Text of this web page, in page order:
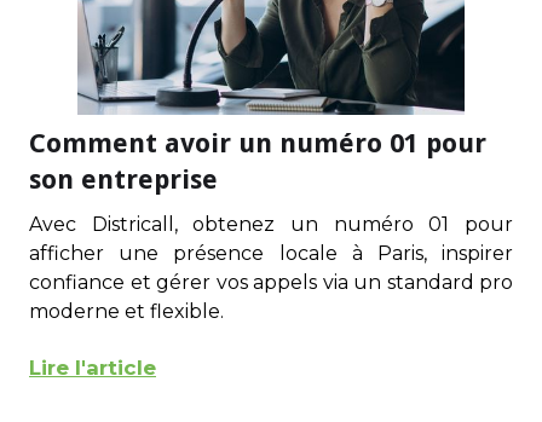
Comment avoir un numéro 01 pour
son entreprise
Avec Districall, obtenez un numéro 01 pour
afficher une présence locale à Paris, inspirer
confiance et gérer vos appels via un standard pro
moderne et flexible.
Lire l'article